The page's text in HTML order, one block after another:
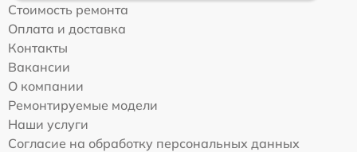
Стоимость ремонта
Оплата и доставка
Контакты
Вакансии
О компании
Ремонтируемые модели
Наши услуги
Согласие на обработку персональных данных